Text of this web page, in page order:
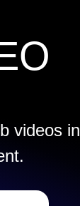
videos in